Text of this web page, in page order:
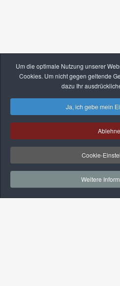
Um die optimale Nutzung unserer
Cookies. Um nicht gegen geltende
dazu Ihr
Ja, ich gebe mein
Cookie-
Weitere